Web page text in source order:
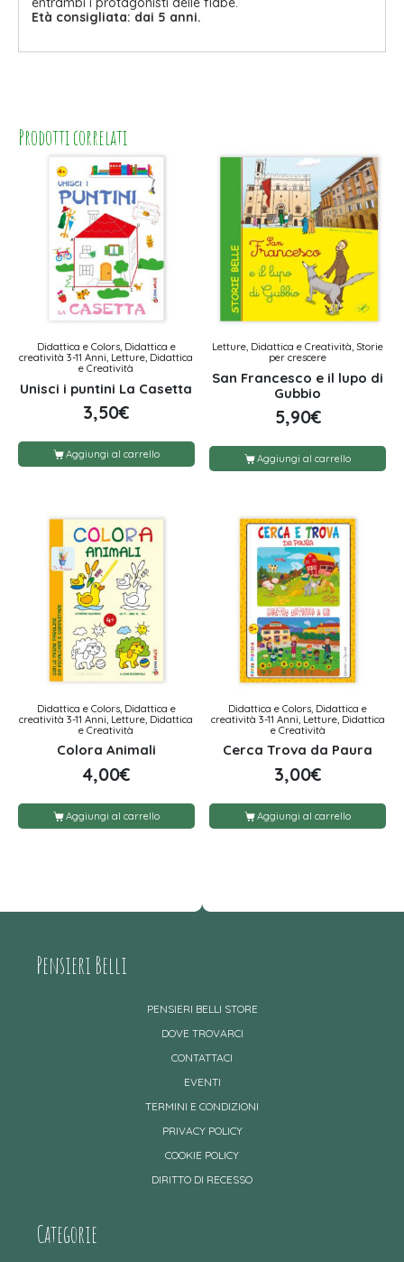
Età consigliata: dai 5 anni.
Prodotti correlati
Didattica e Colors, Didattica e
creatività 3-11 Anni, Letture, Didattica
e Creatività
Unisci i puntini La Casetta
3,50€
Aggiungi al carrello
Letture, Didattica e Creatività, Storie
per crescere
San Francesco e il lupo di
Gubbio
5,90€
Aggiungi al carrello
Didattica e Colors, Didattica e
creatività 3-11 Anni, Letture, Didattica
e Creatività
Colora Animali
4,00€
Aggiungi al carrello
Didattica e Colors, Didattica e
creatività 3-11 Anni, Letture, Didattica
e Creatività
Cerca Trova da Paura
3,00€
Aggiungi al carrello
Pensieri Belli
PENSIERI BELLI STORE
DOVE TROVARCI
CONTATTACI
EVENTI
TERMINI E CONDIZIONI
PRIVACY POLICY
COOKIE POLICY
DIRITTO DI RECESSO
Categorie